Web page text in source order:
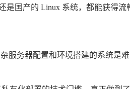
是国产的 Linux 系统，都能获得
服务器配置和环境搭建的系统是